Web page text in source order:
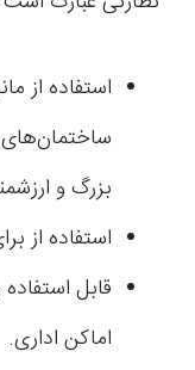
استفاده از
بزرگ و
استفاده از
قابل
اماکن اداری.